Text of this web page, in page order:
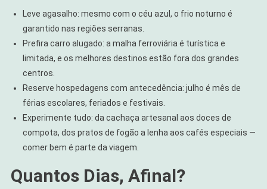
Leve agasalho: mesmo com o céu azul, o frio noturno é
garantido nas regiões serranas.
Prefira carro alugado: a malha ferroviária é turística e
limitada, e os melhores destinos estão fora dos grandes
centros.
Reserve hospedagens com antecedência: julho é mês de
férias escolares, feriados e festivais.
Experimente tudo: da cachaça artesanal aos doces de
compota, dos pratos de fogão a lenha aos cafés especiais —
comer bem é parte da viagem.
Quantos Dias, Afinal?